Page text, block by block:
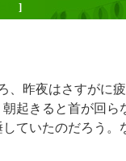
]
、昨夜はさすがに
起きると首が回ら
ていたのだろう。